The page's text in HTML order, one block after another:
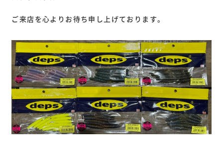
ご来店を心よりお待ち申し上げております。